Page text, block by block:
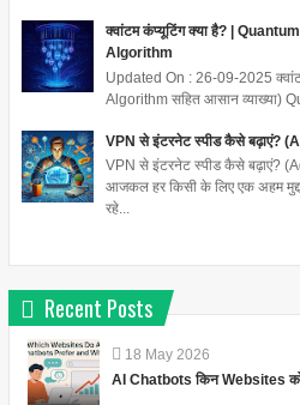
क्वांटम कंप्यूटिंग क्या है? |
Algorithm
Updated On : 26-09-2025
Algorithm सहित आसान व्याख्या)
VPN से इंटरनेट स्पीड कैसे बढ़ाएं?
VPN से इंटरनेट स्पीड कैसे बढ़ाएं?
आजकल हर किसी के लिए एक अहम
रहे...
Recent Posts
18 May 2026
AI Chatbots किन Websites